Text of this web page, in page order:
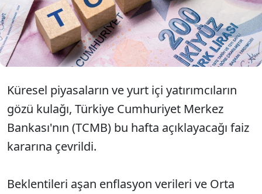
bırakılacağını öngörürken, jeopolitik risklerin
etkisiyle sürpriz bir faiz artırımı senaryosu da
piyasanın radarında kalmaya devam ediyor.
Küresel piyasaların ve yurt içi yatırımcıların
gözü kulağı, Türkiye Cumhuriyet Merkez
Bankası'nın (TCMB) bu hafta açıklayacağı faiz
kararına çevrildi.
Beklentileri aşan enflasyon verileri ve Orta